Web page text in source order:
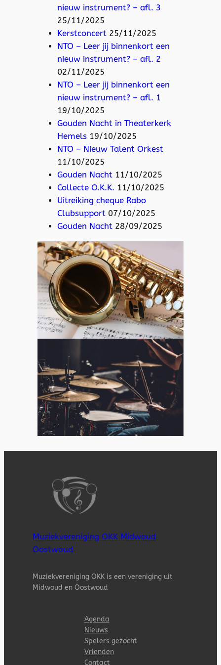
nieuw instrument? – afl. 3
25/11/2025
Kerstconcert 25/11/2025
NTO – Leer jij binnenkort een
nieuw instrument? – afl. 2
02/11/2025
NTO – Leer jij binnenkort een
nieuw instrument? – afl. 1
19/10/2025
Gouden Nacht in Theaterkerk
Hemels 19/10/2025
NTO – Nieuw Talent Orkest
11/10/2025
Gouden Nacht 11/10/2025
Collecte O.K.K. 11/10/2025
Uitreiking cheque Rabo
Clubsupport 07/10/2025
Gouden Nacht 28/09/2025
Muziekvereniging OKK Midwoud
Oostwoud
Muziekvereniging OKK is een vereniging uit
Midwoud en Oostwoud
Agenda
Nieuws
Spelers gezocht
Vrienden
Contact